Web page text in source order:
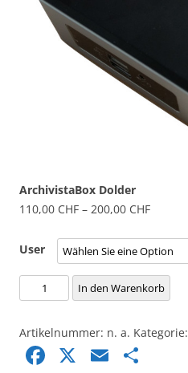
ArchivistaBox Dolder
110,00 CHF – 200,00 CHF
User
ArchivistaBox
Dolder
In den Warenkorb
Artikelnummer: n. a. Kategorie:
Facebook
X Email